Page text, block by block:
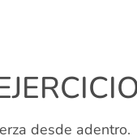
desde adentro.